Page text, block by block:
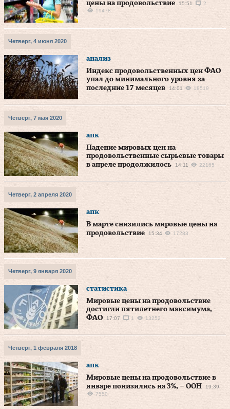
цены на продовольствие
15:51
2
19478
Четверг, 4 июня 2020
анализ
Индекс продовольственных цен ФАО
упал до минимального уровня за
последние 17 месяцев
14:01 18519
Четверг, 7 мая 2020
апк
Падение мировых цен на
продовольственные сырьевые товары
в апреле продолжилось
14:11 22165
Четверг, 2 апреля 2020
апк
В марте снизились мировые цены на
продовольствие
15:34 17283
Четверг, 9 января 2020
статистика
Мировые цены на продовольствие
достигли пятилетнего максимума, -
ФАО
17:07 1 13252
Четверг, 1 февраля 2018
апк
Мировые цены на продовольствие в
январе понизились на 3%, – ООН
19:39
7550